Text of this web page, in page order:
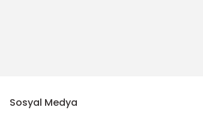
Sosyal Medya